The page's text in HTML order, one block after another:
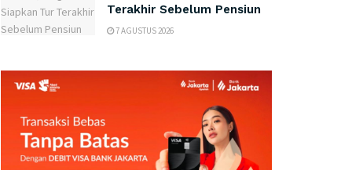
Terakhir Sebelum Pensiun
7 AGUSTUS 2026